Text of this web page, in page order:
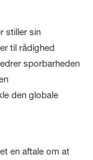
stiller sin
til rådighed
sporbarheden
den globale
en aftale om at